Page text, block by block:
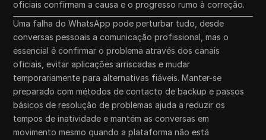
oficiais confirmam a causa e o progresso rumo à correção.
Uma falha do WhatsApp pode perturbar tudo, desde
conversas pessoais a comunicação profissional, mas o
essencial é confirmar o problema através dos canais
oficiais, evitar aplicações arriscadas e mudar
temporariamente para alternativas fiáveis. Manter-se
preparado com métodos de contacto de backup e passos
básicos de resolução de problemas ajuda a reduzir os
tempos de inatividade e mantém as conversas em
movimento mesmo quando a plataforma não está